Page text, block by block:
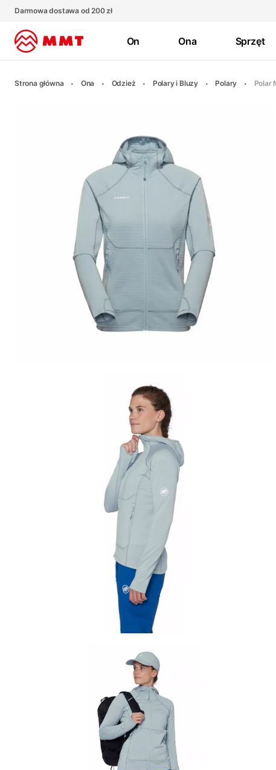
Darmowa dostawa od 200 zł
On Ona Sprzęt
Strona główna Ona Odzież Polary i Bluzy Polary Polar